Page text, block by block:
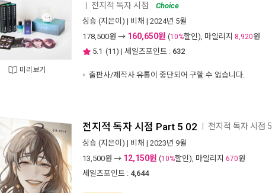
미리보기
전지적 독자 시점
Choice
싱숑 (지은이) | 비채 | 2024년 5월
178,500원 → 160,650원 (10%할인), 마일리지 8,920원
5.1 (11) | 세일즈포인트 : 632
출판사/제작사 유통이 중단되어 구할 수 없습니다.
전지적 독자 시점 Part 5 02 전지적 독자 시점 5
싱숑 (지은이) | 비채 | 2023년 9월
13,500원 → 12,150원 (10%할인), 마일리지 670원
세일즈포인트 : 4,644